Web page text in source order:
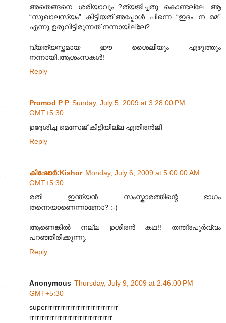
അതെങ്ങനെ ശരിയാവും..?ത്യജിച്ചതു കൊണ്ടല്ലേ ആ
“സുഖാലസ്യം” കിട്ടിയത്.അപ്പോൾ പിന്നെ “ഇദം ന മമ”
എന്നു ഉരുവിട്ടിരുന്നത് നന്നായില്ലേ?
വ്യത്യസ്തമായ ഈ ശൈലിയും എഴുത്തും
നന്നായി.ആശംസകൾ!
Reply
Promod P P Sunday, July 5, 2009 at 3:28:00 PM
GMT+5:30
ഉദ്ദേശിച്ച മെസേജ് കിട്ടിയില്ല എതിരൻ‌ജി
Reply
കിഷോർ‍:Kishor Monday, July 6, 2009 at 5:00:00 AM
GMT+5:30
രതി ഇന്ത്യൻ സംസ്കാരത്തിന്റെ ഭാഗം
തന്നെയാണെന്നാണോ? :-)
ആണെങ്കിൽ നല്ല ഉശിരൻ കഥ!! തന്ത്രപൂർവ്വം
പറഞ്ഞിരിക്കുന്നു.
Reply
Anonymous Thursday, July 9, 2009 at 2:46:00 PM
GMT+5:30
superrrrrrrrrrrrrrrrrrrrrrrrrrrrr
rrrrrrrrrrrrrrrrrrrrrrrrrrrrrrrrr